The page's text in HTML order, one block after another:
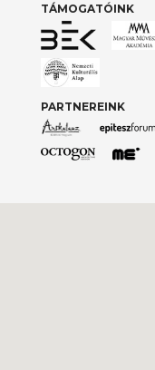
TÁMOGATÓINK
PARTNEREINK